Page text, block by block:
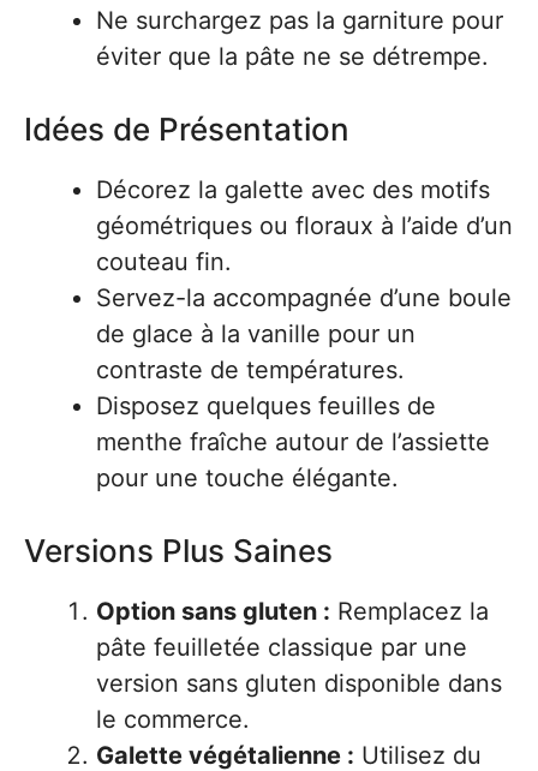
Ne surchargez pas la garniture pour
éviter que la pâte ne se détrempe.
Idées de Présentation
Décorez la galette avec des motifs
géométriques ou floraux à l’aide d’un
couteau fin.
Servez-la accompagnée d’une boule
de glace à la vanille pour un
contraste de températures.
Disposez quelques feuilles de
menthe fraîche autour de l’assiette
pour une touche élégante.
Versions Plus Saines
Option sans gluten : Remplacez la
pâte feuilletée classique par une
version sans gluten disponible dans
le commerce.
Galette végétalienne : Utilisez du